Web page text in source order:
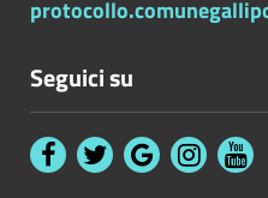
Seguici su